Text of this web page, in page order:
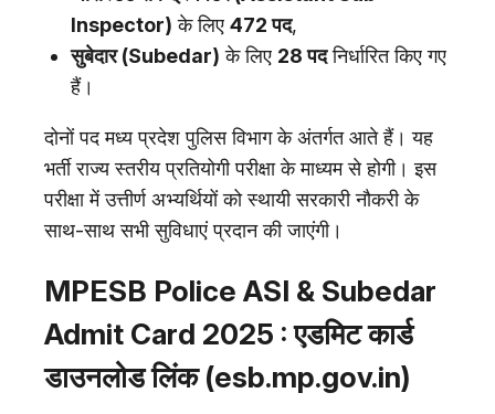
Inspector) के लिए 472 पद,
सुबेदार (Subedar) के लिए 28 पदनिर्धारित किए गए
हैं।
दोनों पद मध्य प्रदेश पुलिस विभाग के अंतर्गत आते हैं। यह
भर्ती राज्य स्तरीय प्रतियोगी परीक्षा के माध्यम से होगी। इस
परीक्षा में उत्तीर्ण अभ्यर्थियों को स्थायी सरकारी नौकरी के
साथ-साथ सभी सुविधाएं प्रदान की जाएंगी।
MPESB Police ASI & Subedar
Admit Card 2025 : एडमिट कार्ड
डाउनलोड लिंक (esb.mp.gov.in)